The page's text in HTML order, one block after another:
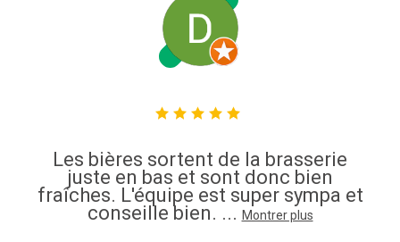
Les bières sortent de la brasserie
juste en bas et sont donc bien
fraîches. L'équipe est super sympa et
conseille bien. ... Montrer plus